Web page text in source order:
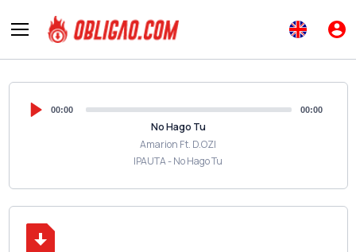
00:00 00:00
No Hago Tu
Amarion Ft. D.OZI
IPAUTA - No Hago Tu